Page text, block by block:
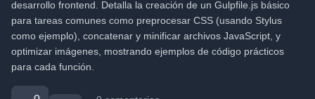
desarrollo frontend. Detalla la creación de un Gulpfile.js básico
para tareas comunes como preprocesar CSS (usando Stylus
como ejemplo), concatenar y minificar archivos JavaScript, y
optimizar imágenes, mostrando ejemplos de código prácticos
para cada función.